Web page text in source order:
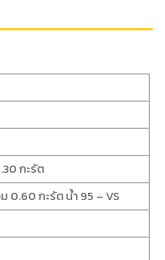
กะรัต
0.60 กะรัต น้ำ 95 – VS